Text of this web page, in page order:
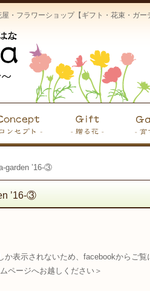
・フラワーショップ【ギフト・花束・ガー
garden ’16-③
’16-③
か表示されないため、facebookからご
ページへお越しください＞